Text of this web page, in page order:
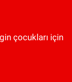
çocukları için